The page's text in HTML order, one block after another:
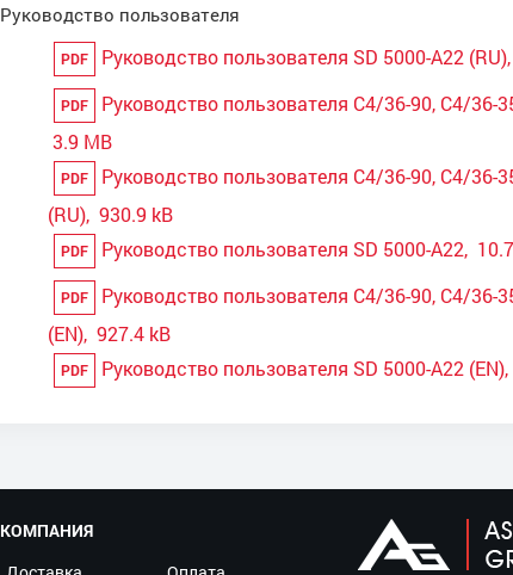
Руководство пользователя
PDF Руководство пользователя SD 5000-A22
PDF
Руководство пользователя C4/36-90, C4/36-
3.9 MB
PDF
Руководство пользователя C4/36-90, C4/36-
(RU), 930.9 kB
PDF Руководство пользователя SD 5000-A22,
PDF
Руководство пользователя C4/36-90, C4/36-
(EN), 927.4 kB
PDF Руководство пользователя SD 5000-A22
КОМПАНИЯ